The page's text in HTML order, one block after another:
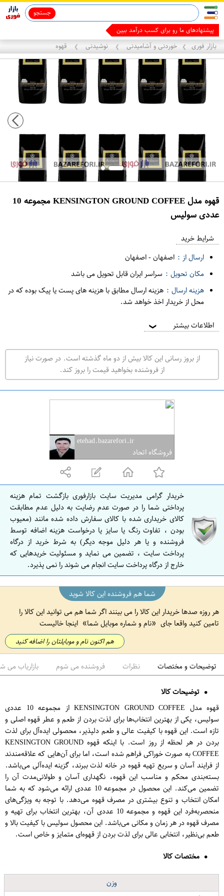
جستجو
پیشنهادهای ما رو برای کسب درآمد ببین
بازار فوری ❯ خوردنی و آشامیدنی ❯ نوشیدنی ❯ قهوه
قهوه مدل KENSINGTON GROUND COFFEE مجموعه 10
عددی سولیس
د
ف
ر
و
ی
ت
ه
ر
ا
ن
ص
ه
ن
ا
ص
ف
ه
ا
ن
شرایط خرید
ارسال از : اصفهان-اصفهان
مکان تحویل : سراسر ایران قابل تحویل می باشد
هزینه ارسال : هزینه ارسال مطابق با هزینه های پست یا پیک بوده که در
محل از خریدار اخذ خواهد شد.
اطلاعات بیشتر ❯
از بروز رسانی این کالا بیش از دو ماه گذشته است. در صورت نیاز
از فروشنده بخواهید قیمت را بروز کند.
etehad.bazarefori.ir
فروشگاه اتحاد
خریدار گرامی مدیریت سایت بازارفوری بازگشت تمام هزینه
پرداختی شما را در صورت عدم رضایت به دلیل عدم مطابقت
کالای خریداری شده با کالای سفارش داده شده مانند (معیوب
بودن ، تفاوت رنگ یا سایز یا درخواست هزینه اضافه توسط
فروشنده و یا هر دلیل موجه دیگر) به شرط خرید از درگاه
پرداخت سایت ، تضمین می نماید و مسئولیت خریدهایی که
خارج از درگاه پرداخت سایت انجام می شوند را نمی پذیرد.
شما هم فروشنده این کالا شوید
هر روزه صدها خریدار این کالا را می بینند اگر شما هم می توانید این کالا را
تامین کنید واقعا جای
نام و شماره موبایل شما اینجا خالیست
هم اکنون نام و موبایلتان را اضافه کنید
توضیحات و مختصات نظرات فروشنده می شوم بازاریاب می
توضیحات کالا
قهوه مدل KENSINGTON GROUND COFFEE از مجموعه 10 عددی
سولیس، یکی از بهترین انتخاب‌ها برای لذت بردن از طعم و عطر قهوه اصلی و
تازه است. این قهوه با کیفیت عالی و طعم دلپذیر، محصولی ایده‌آل برای لذت
بردن در هر لحظه از روز است. با اینکه قهوه KENSINGTON GROUND
COFFEE به صورت خوراکی فراهم شده است، اما برای آن‌هایی که علاقه‌مندند
از فرایند آسان و سریع تهیه قهوه در خانه لذت ببرند، گزینه ایده‌آلی می‌باشد.
بسته‌بندی محکم و مناسب این قهوه، نگهداری آسان و طولانی‌مدت آن را
تضمین می‌کند. این محصول در مجموعه 10 عددی ارائه می‌شود که به شما
امکان انتخاب و تنوع بیشتری در مصرف قهوه می‌دهد. با توجه به ویژگی‌های
منحصربه‌فرد این قهوه و مجموعه 10 عددی آن، بهترین انتخاب برای تهیه و
مصرف قهوه در هر زمان و مکانی می‌باشد. این محصول سولیس با کیفیت بالا و
طعم بی‌نظیر، انتخابی عالی برای لذت بردن از قهوه‌ای متمایز و خاص است.
مختصات کالا
وزن